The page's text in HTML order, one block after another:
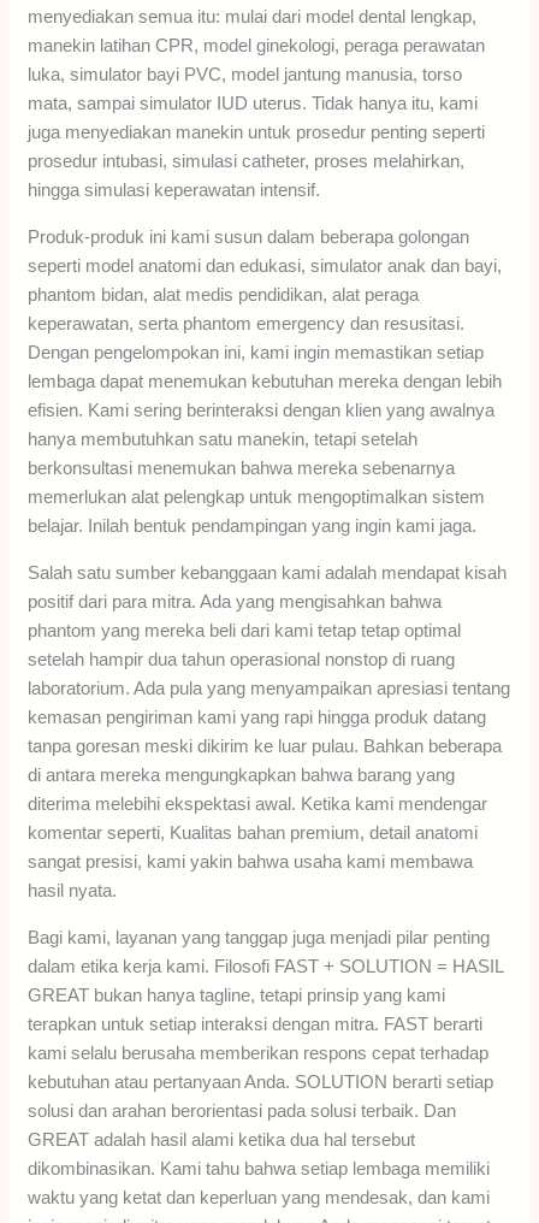
menyediakan semua itu: mulai dari model dental lengkap,
manekin latihan CPR, model ginekologi, peraga perawatan
luka, simulator bayi PVC, model jantung manusia, torso
mata, sampai simulator IUD uterus. Tidak hanya itu, kami
juga menyediakan manekin untuk prosedur penting seperti
prosedur intubasi, simulasi catheter, proses melahirkan,
hingga simulasi keperawatan intensif.
Produk-produk ini kami susun dalam beberapa golongan
seperti model anatomi dan edukasi, simulator anak dan bayi,
phantom bidan, alat medis pendidikan, alat peraga
keperawatan, serta phantom emergency dan resusitasi.
Dengan pengelompokan ini, kami ingin memastikan setiap
lembaga dapat menemukan kebutuhan mereka dengan lebih
efisien. Kami sering berinteraksi dengan klien yang awalnya
hanya membutuhkan satu manekin, tetapi setelah
berkonsultasi menemukan bahwa mereka sebenarnya
memerlukan alat pelengkap untuk mengoptimalkan sistem
belajar. Inilah bentuk pendampingan yang ingin kami jaga.
Salah satu sumber kebanggaan kami adalah mendapat kisah
positif dari para mitra. Ada yang mengisahkan bahwa
phantom yang mereka beli dari kami tetap tetap optimal
setelah hampir dua tahun operasional nonstop di ruang
laboratorium. Ada pula yang menyampaikan apresiasi tentang
kemasan pengiriman kami yang rapi hingga produk datang
tanpa goresan meski dikirim ke luar pulau. Bahkan beberapa
di antara mereka mengungkapkan bahwa barang yang
diterima melebihi ekspektasi awal. Ketika kami mendengar
komentar seperti, Kualitas bahan premium, detail anatomi
sangat presisi, kami yakin bahwa usaha kami membawa
hasil nyata.
Bagi kami, layanan yang tanggap juga menjadi pilar penting
dalam etika kerja kami. Filosofi FAST + SOLUTION = HASIL
GREAT bukan hanya tagline, tetapi prinsip yang kami
terapkan untuk setiap interaksi dengan mitra. FAST berarti
kami selalu berusaha memberikan respons cepat terhadap
kebutuhan atau pertanyaan Anda. SOLUTION berarti setiap
solusi dan arahan berorientasi pada solusi terbaik. Dan
GREAT adalah hasil alami ketika dua hal tersebut
dikombinasikan. Kami tahu bahwa setiap lembaga memiliki
waktu yang ketat dan keperluan yang mendesak, dan kami